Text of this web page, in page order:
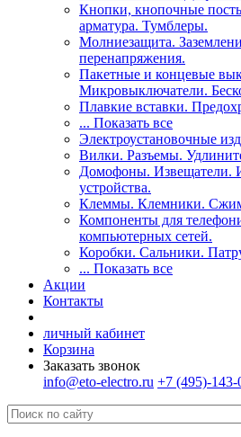
Кнопки, кнопочные
арматура. Тумблеры.
Молниезащита.
перенапряжения.
Пакетные и концевые
Микровыключатели.
Плавкие вставки.
... Показать все
Электроустановочные
Вилки. Разъемы.
Домофоны. Извещатели.
устройства.
Клеммы. Клемники.
Компоненты для
компьютерных сетей.
Коробки. Сальники.
... Показать все
Акции
Контакты
личный кабинет
Корзина
Заказать звонок
info@eto-electro.ru +7 (495)-143-